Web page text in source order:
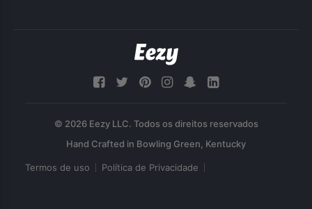
© 2026 Eezy LLC. Todos os direitos reservados
Termos de uso Política de Privacidade